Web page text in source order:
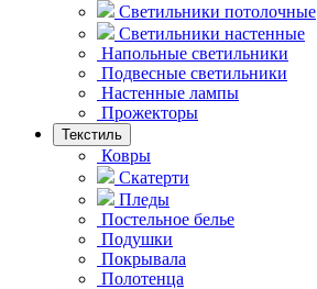
Светильники потолочные
Светильники настенные
Напольные светильники
Подвесные светильники
Hастенные лампы
Прожекторы
Текстиль
Ковры
Скатерти
Пледы
Постельное белье
Подушки
Покрывала
Полотенца